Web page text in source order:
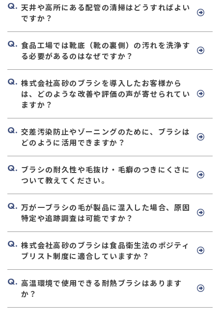
天井や高所にある配管の清掃はどうすればよい
ですか？
食品工場では靴底（靴の裏側）の汚れを洗浄す
る必要があるのはなぜですか？
株式会社高砂のブラシを導入したお客様から
は、どのような改善や評価の声が寄せられてい
ますか？
交差汚染防止やゾーニングのために、ブラシは
どのように活用できますか？
ブラシの耐久性や毛抜け・毛癖のつきにくさに
ついて教えてください。
万が一ブラシの毛が製品に混入した場合、原因
特定や追跡調査は可能ですか？
株式会社高砂のブラシは食品衛生法のポジティ
ブリスト制度に適合していますか？
高温環境で使用できる耐熱ブラシはあります
か？